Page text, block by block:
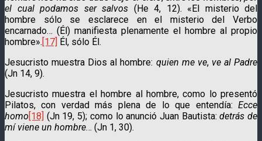
el cual podamos ser salvos (He 4, 12). «El misterio del
hombre sólo se esclarece en el misterio del Verbo
encarnado… (Él) mani­fiesta plenamente el hombre al propio
hombre».[17] Él, sólo Él.
Jesucristo muestra Dios al hombre: quien me ve,ve al Padre
(Jn 14, 9).
Jesucristo muestra el hombre al hombre, como lo presentó
Pilatos, con verdad más plena de lo que entendía: Ecce
homo[18] (Jn 19, 5); como lo anunció Juan Bautista:detrás de
mí viene un hombre… (Jn 1, 30).